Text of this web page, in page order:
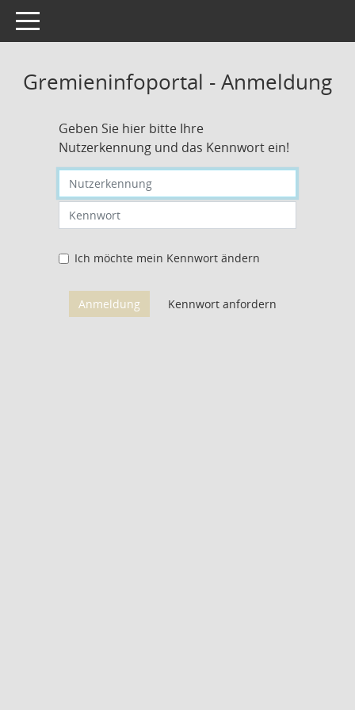
Toggle navigation
Gremieninfoportal - Anmeldung
Geben Sie hier bitte Ihre
Nutzerkennung und das Kennwort ein!
Nutzerkennung eingeben
Kennwort eingeben
Ich möchte mein Kennwort ändern